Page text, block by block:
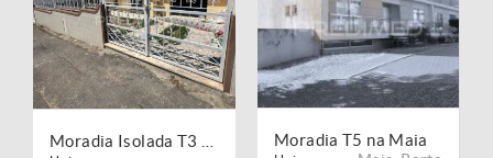
Moradia T5 na Maia